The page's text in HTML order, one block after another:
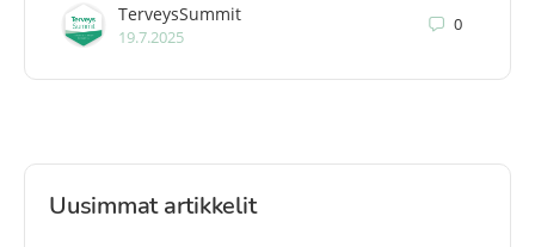
TerveysSummit
19.7.2025
0
Uusimmat artikkelit